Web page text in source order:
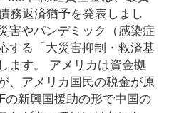
務返済猶予を発表しまし
害やパンデミック（感染症
する「大災害抑制・救済基
ます。 アメリカは資金拠
、アメリカ国民の税金が原
新興国援助の形で中国の